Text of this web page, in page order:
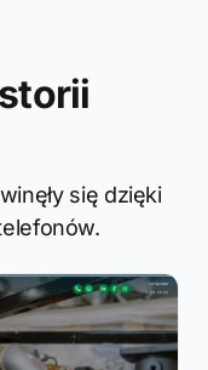
się dzięki